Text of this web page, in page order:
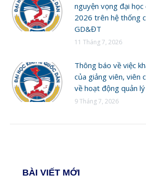
nguyện vọng đại học
2026 trên hệ thống
GD&ĐT
11 Tháng 7, 2026
Thông báo về việc
của giảng viên, viên
về hoạt động quản
9 Tháng 7, 2026
BÀI VIẾT MỚI